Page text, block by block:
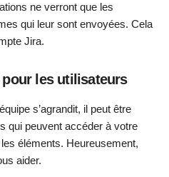
ne verront que les
qui leur sont envoyées. Cela
Jira.
les utilisateurs
s’agrandit, il peut être
qui peuvent accéder à votre
éléments. Heureusement,
aider.